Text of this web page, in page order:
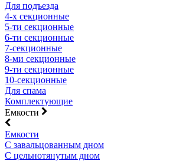
Для подъезда
4-х секционные
5-ти секционные
6-ти секционные
7-секционные
8-ми секционные
9-ти секционные
10-секционные
Для спама
Комплектующие
Емкости
Емкости
С завальцованным дном
С цельнотянутым дном